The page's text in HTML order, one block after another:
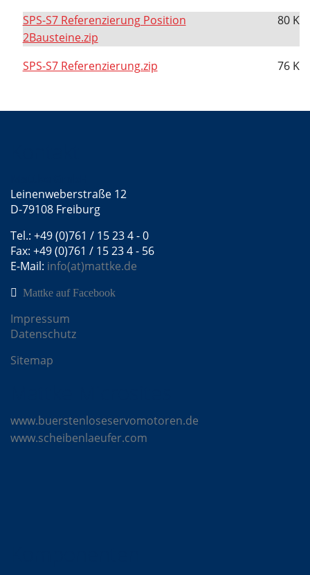
SPS-S7 Referenzierung Position
2Bausteine.zip
80 K
SPS-S7 Referenzierung.zip 76 K
Leinenweberstraße 12
D-79108 Freiburg
Tel.: +49 (0)761 / 15 23 4 - 0
Fax: +49 (0)761 / 15 23 4 - 56
E-Mail: info(at)mattke.de
Mattke auf Facebook
Impressum
Datenschutz
Sitemap
www.buerstenloseservomotoren.de
www.scheibenlaeufer.com